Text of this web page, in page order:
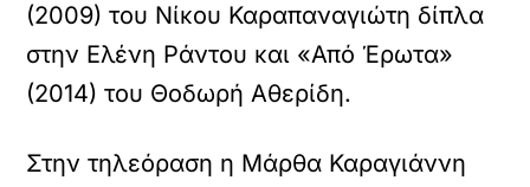
(2009) του Νίκου Καραπαναγιώτη δίπλα
στην Ελένη Ράντου και «Από Έρωτα»
(2014) του Θοδωρή Αθερίδη.
Στην τηλεόραση η Μάρθα Καραγιάννη